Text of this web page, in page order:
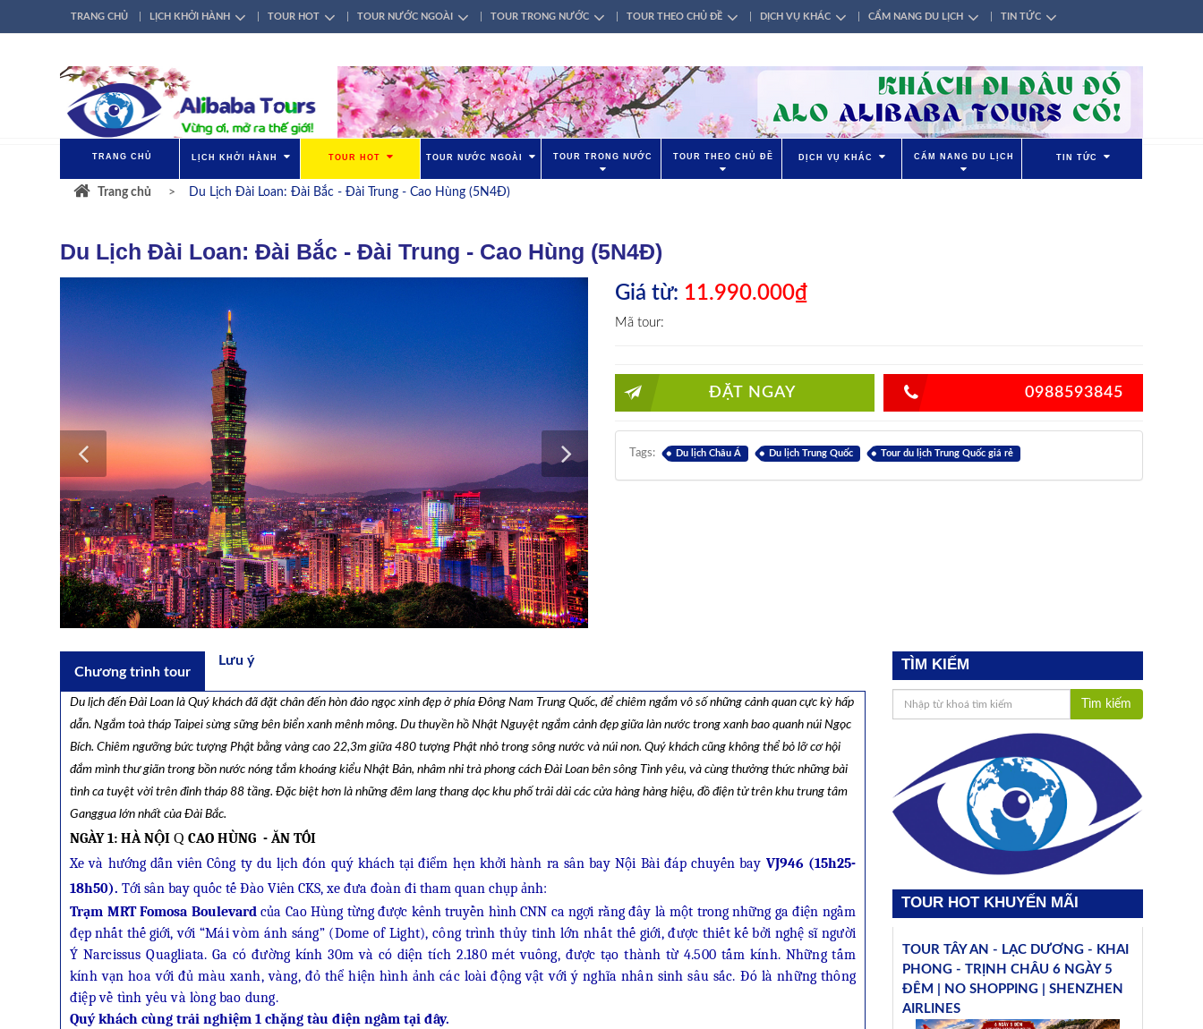
TRANG CHỦ LỊCH KHỞI HÀNH TOUR HOT TOUR NƯỚC NGOÀI TOUR TRONG NƯỚC TOUR THEO CHỦ ĐỀ DỊCH VỤ KHÁC CẨM NANG DU LỊCH TIN TỨC
TRANG CHỦ LỊCH KHỞI HÀNH TOUR HOT TOUR NƯỚC NGOÀI TOUR TRONG NƯỚC TOUR THEO CHỦ ĐỀ DỊCH VỤ KHÁC CẨM NANG DU LỊCH TIN TỨC
Trang chủ Du Lịch Đài Loan: Đài Bắc - Đài Trung - Cao Hùng (5N4Đ)
Du Lịch Đài Loan: Đài Bắc - Đài Trung - Cao Hùng (5N4Đ)
Giá từ: 11.990.000₫
Mã tour:
ĐẶT NGAY 0988593845
Tags: Du lịch Châu Á Du lịch Trung Quốc Tour du lịch Trung Quốc giá rẻ
Chương trình tour
Lưu ý
Du lịch đến Đài Loan là Quý khách đã đặt chân đến hòn đảo ngọc xinh đẹp ở phía Đông Nam Trung Quốc, để chiêm ngắm vô số những cảnh quan cực kỳ hấp
dẫn. Ngắm toà tháp Taipei sừng sững bên biển xanh mênh mông. Du thuyền hồ Nhật Nguyệt ngắm cảnh đẹp giữa làn nước trong xanh bao quanh núi Ngọc
Bích. Chiêm ngưỡng bức tượng Phật bằng vàng cao 22,3m giữa 480 tượng Phật nhỏ trong sông nước và núi non. Quý khách cũng không thể bỏ lỡ cơ hội
đắm mình thư giãn trong bồn nước nóng tắm khoáng kiểu Nhật Bản, nhâm nhi trà phong cách Đài Loan bên sông Tình yêu, và cùng thưởng thức những bài
tình ca tuyệt vời trên đỉnh tháp 88 tầng. Đặc biệt hơn là những đêm lang thang dọc khu phố trải dài các cửa hàng hàng hiệu, đồ điện tử trên khu trung tâm
Ganggua lớn nhất của Đài Bắc.
NGÀY 1: HÀ NỘI Q CAO HÙNG - ĂN TỐI
Xe và hướng dẫn viên Công ty du lịch đón quý khách tại điểm hẹn khởi hành ra sân bay Nội Bài đáp chuyến bay VJ946 (15h25-
18h50). Tới sân bay quốc tế Đào Viên CKS, xe đưa đoàn đi tham quan chụp ảnh:
Trạm MRT Fomosa Boulevardcủa Cao Hùng từng được kênh truyền hình CNN ca ngợi rằng đây là một trong những ga điện ngầm
đẹp nhất thế giới, với “Mái vòm ánh sáng” (Dome of Light), công trình thủy tinh lớn nhất thế giới, được thiết kế bởi nghệ sĩ người
Ý Narcissus Quagliata. Ga có đường kính 30m và có diện tích 2.180 mét vuông, được tạo thành từ 4.500 tấm kính. Những tấm
kính vạn hoa với đủ màu xanh, vàng, đỏ thể hiện hình ảnh các loài động vật với ý nghĩa nhân sinh sâu sắc. Đó là những thông
điệp về tình yêu và lòng bao dung.
Quý khách cùng trải nghiệm 1 chặng tàu điện ngầm tại đây.
TÌM KIẾM
Tìm kiếm
TOUR HOT KHUYẾN MÃI
TOUR TÂY AN - LẠC DƯƠNG - KHAI
PHONG - TRỊNH CHÂU 6 NGÀY 5
ĐÊM | NO SHOPPING | SHENZHEN
AIRLINES